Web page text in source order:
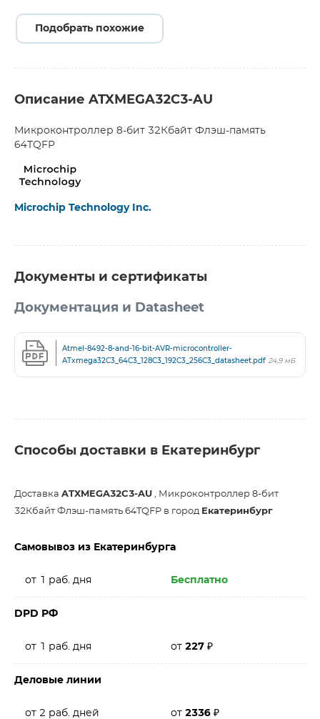
Подобрать похожие
Описание ATXMEGA32C3-AU
Микроконтроллер 8-бит 32Кбайт Флэш-память
64TQFP
Microchip Technology Inc.
Документы и сертификаты
Документация и Datasheet
Atmel-8492-8-and-16-bit-AVR-microcontroller-
ATxmega32C3_64C3_128C3_192C3_256C3_datasheet.pdf 24,9 мБ
Способы доставки в Екатеринбург
Доставка ATXMEGA32C3-AU , Микроконтроллер 8-бит
32Кбайт Флэш-память 64TQFP в город Екатеринбург
Самовывоз из Екатеринбурга
от 1 раб. дня Бесплатно
DPD РФ
от 1 раб. дня от 227 ₽
Деловые линии
от 2 раб. дней от 2336 ₽